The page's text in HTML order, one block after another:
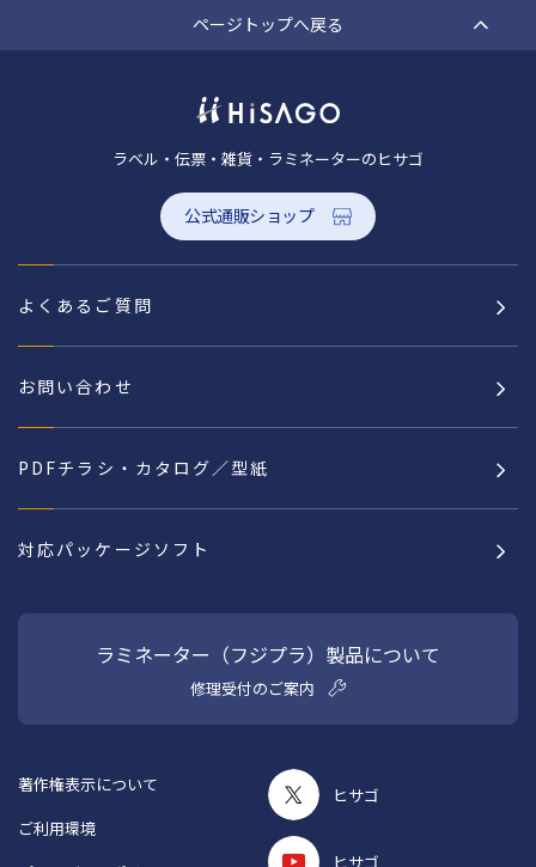
ページトップへ戻る
ラベル・伝票・雑貨・ラミネーターのヒサゴ
公式通販ショップ
よくあるご質問
お問い合わせ
PDFチラシ・カタログ／型紙
対応パッケージソフト
ラミネーター（フジプラ）製品について
修理受付のご案内
ヒサゴ
ヒサゴ
著作権表示について
ご利用環境